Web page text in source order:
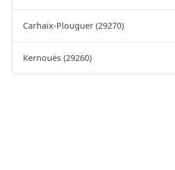
Carhaix-Plouguer (29270)
Kernouës (29260)